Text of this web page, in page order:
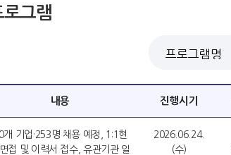
그램
내용 진행시기
개 기업·253명 채용 예정, 1:1현
접 및 이력서 접수, 유관기관 일
2026.06.24.
(수)